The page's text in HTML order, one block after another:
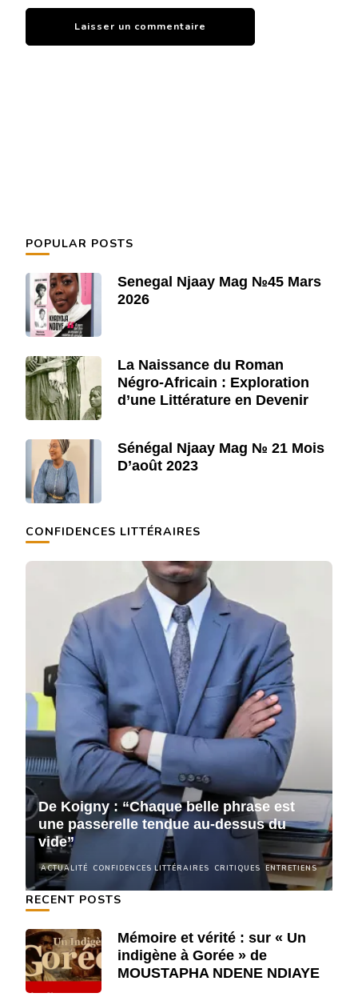
POPULAR POSTS
Senegal Njaay Mag №45 Mars
2026
La Naissance du Roman
Négro-Africain : Exploration
d’une Littérature en Devenir
Sénégal Njaay Mag № 21 Mois
D’août 2023
CONFIDENCES LITTÉRAIRES
ACTUALITÉ CONFIDENCES LITTÉRAIRES CRITIQUES ENTRETIENS
De Koigny : “Chaque belle phrase est
une passerelle tendue au-dessus du
vide”
RECENT POSTS
Mémoire et vérité : sur « Un
indigène à Gorée » de
MOUSTAPHA NDENE NDIAYE